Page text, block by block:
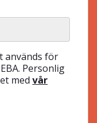
används för
Personlig
med vår